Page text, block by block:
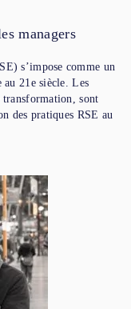
managers
s’impose comme un
21e siècle. Les
transformation, sont
des pratiques RSE au